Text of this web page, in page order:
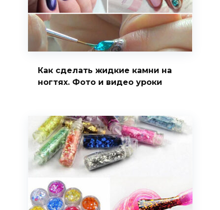
Как сделать жидкие камни на
ногтях. Фото и видео уроки